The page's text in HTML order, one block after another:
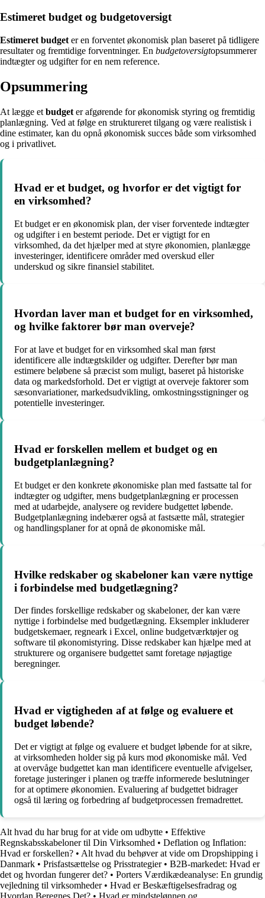
Estimeret budget og budgetoversigt
Estimeret budget er en forventet økonomisk plan baseret på tidligere
resultater og fremtidige forventninger. En budgetoversigtopsummerer
indtægter og udgifter for en nem reference.
Opsummering
At lægge et budget er afgørende for økonomisk styring og fremtidig
planlægning. Ved at følge en struktureret tilgang og være realistisk i
dine estimater, kan du opnå økonomisk succes både som virksomhed
og i privatlivet.
Hvad er et budget, og hvorfor er det vigtigt for
en virksomhed?
Et budget er en økonomisk plan, der viser forventede indtægter
og udgifter i en bestemt periode. Det er vigtigt for en
virksomhed, da det hjælper med at styre økonomien, planlægge
investeringer, identificere områder med overskud eller
underskud og sikre finansiel stabilitet.
Hvordan laver man et budget for en virksomhed,
og hvilke faktorer bør man overveje?
For at lave et budget for en virksomhed skal man først
identificere alle indtægtskilder og udgifter. Derefter bør man
estimere beløbene så præcist som muligt, baseret på historiske
data og markedsforhold. Det er vigtigt at overveje faktorer som
sæsonvariationer, markedsudvikling, omkostningsstigninger og
potentielle investeringer.
Hvad er forskellen mellem et budget og en
budgetplanlægning?
Et budget er den konkrete økonomiske plan med fastsatte tal for
indtægter og udgifter, mens budgetplanlægning er processen
med at udarbejde, analysere og revidere budgettet løbende.
Budgetplanlægning indebærer også at fastsætte mål, strategier
og handlingsplaner for at opnå de økonomiske mål.
Hvilke redskaber og skabeloner kan være nyttige
i forbindelse med budgetlægning?
Der findes forskellige redskaber og skabeloner, der kan være
nyttige i forbindelse med budgetlægning. Eksempler inkluderer
budgetskemaer, regneark i Excel, online budgetværktøjer og
software til økonomistyring. Disse redskaber kan hjælpe med at
strukturere og organisere budgettet samt foretage nøjagtige
beregninger.
Hvad er vigtigheden af at følge og evaluere et
budget løbende?
Det er vigtigt at følge og evaluere et budget løbende for at sikre,
at virksomheden holder sig på kurs mod økonomiske mål. Ved
at overvåge budgettet kan man identificere eventuelle afvigelser,
foretage justeringer i planen og træffe informerede beslutninger
for at optimere økonomien. Evaluering af budgettet bidrager
også til læring og forbedring af budgetprocessen fremadrettet.
Alt hvad du har brug for at vide om udbytte • Effektive
Regnskabsskabeloner til Din Virksomhed • Deflation og Inflation:
Hvad er forskellen? • Alt hvad du behøver at vide om Dropshipping i
Danmark • Prisfastsættelse og Prisstrategier• B2B-markedet: Hvad er
det og hvordan fungerer det? • Porters Værdikædeanalyse: En grundig
vejledning til virksomheder• Hvad er Beskæftigelsesfradrag og
Hvordan Beregnes Det? • Hvad er mindstelønnen og